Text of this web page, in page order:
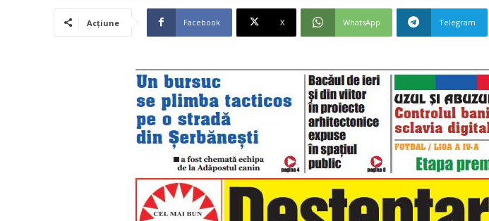
Acțiune Facebook X WhatsApp Telegram